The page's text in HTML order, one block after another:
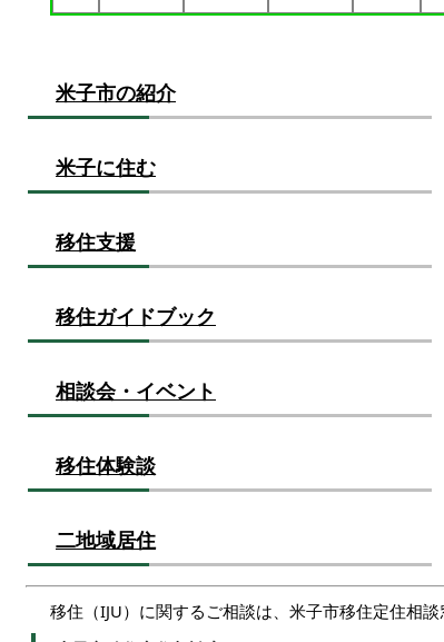
米子市の紹介
米子に住む
移住支援
移住ガイドブック
相談会・イベント
移住体験談
二地域居住
移住（IJU）に関するご相談は、米子市移住定住相談